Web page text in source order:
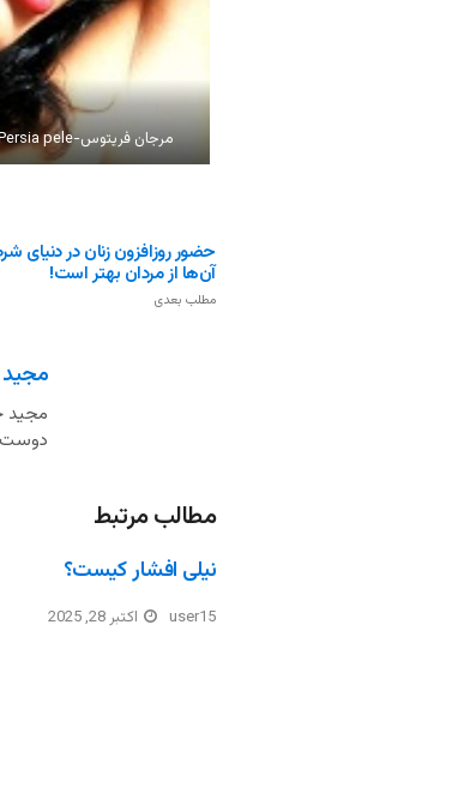
مرجان فریتوس-Persia pele-پورن استار ایرانی
حضور روزافزون زنان در دنیای
آن‌ها از مردان بهتر است!
مطلب بعدی
مجید
دوست
مطالب مرتبط
نیلی افشار کیست؟
user15 اکتبر 28, 2025